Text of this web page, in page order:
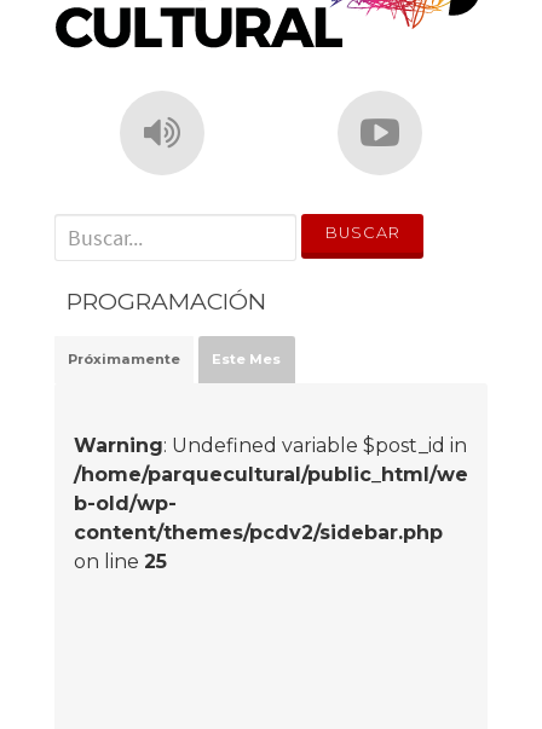
' . __('Search for:') . '
PROGRAMACIÓN
Próximamente Este Mes
Warning: Undefined variable $post_id in
/home/parquecultural/public_html/we
b-old/wp-
content/themes/pcdv2/sidebar.php
on line 25